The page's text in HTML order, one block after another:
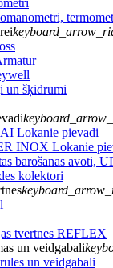
un šķidrumi
Lokanie pievadi
INOX Lokanie
barošanas avoti,
kolektori
tvertnes REFLEX
un veidgabali
un veidgabali